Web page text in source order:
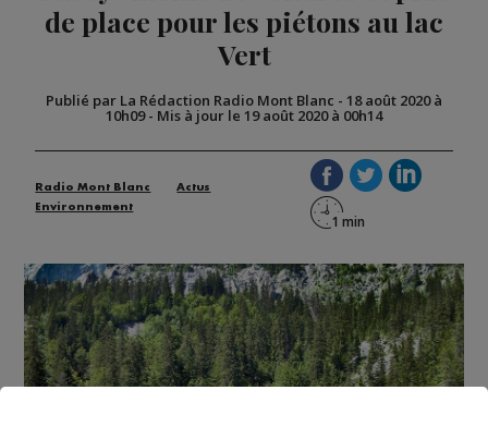
de place pour les piétons au lac
Vert
Publié par La Rédaction Radio Mont Blanc - 18 août 2020 à
10h09- Mis à jour le 19 août 2020 à 00h14
Radio Mont Blanc
Actus
Environnement